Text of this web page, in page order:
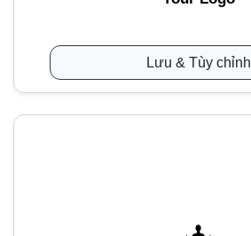
Lưu & Tùy chỉnh